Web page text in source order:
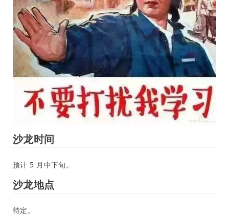
沙龙时间
预计 5 月中下旬。
沙龙地点
待定。